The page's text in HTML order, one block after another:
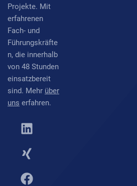
Projekte. Mit
erfahrenen
Fach- und
Führungskräfte
n, die innerhalb
von 48 Stunden
einsatzbereit
sind. Mehr über
uns erfahren.